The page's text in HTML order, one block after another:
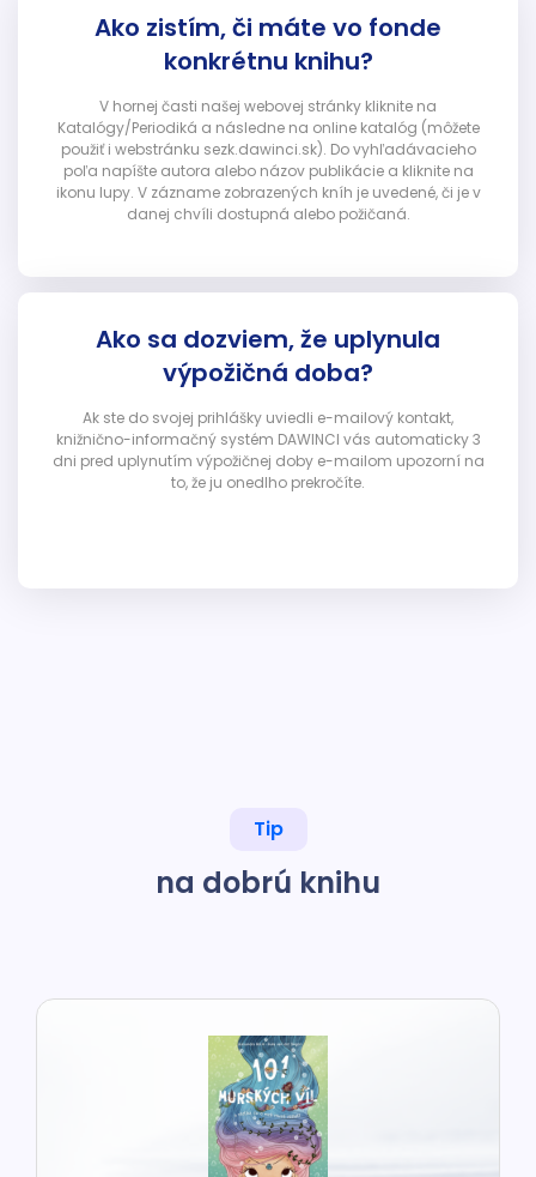
Ako zistím, či máte vo fonde
konkrétnu knihu?
V hornej časti našej webovej stránky kliknite na
Katalógy/Periodiká a následne na online katalóg (môžete
použiť i webstránku sezk.dawinci.sk). Do vyhľadávacieho
poľa napíšte autora alebo názov publikácie a kliknite na
ikonu lupy. V zázname zobrazených kníh je uvedené, či je v
danej chvíli dostupná alebo požičaná.
Ako sa dozviem, že uplynula
výpožičná doba?
Ak ste do svojej prihlášky uviedli e-mailový kontakt,
knižnično-informačný systém DAWINCI vás automaticky 3
dni pred uplynutím výpožičnej doby e-mailom upozorní na
to, že ju onedlho prekročíte.
Tip
na dobrú knihu